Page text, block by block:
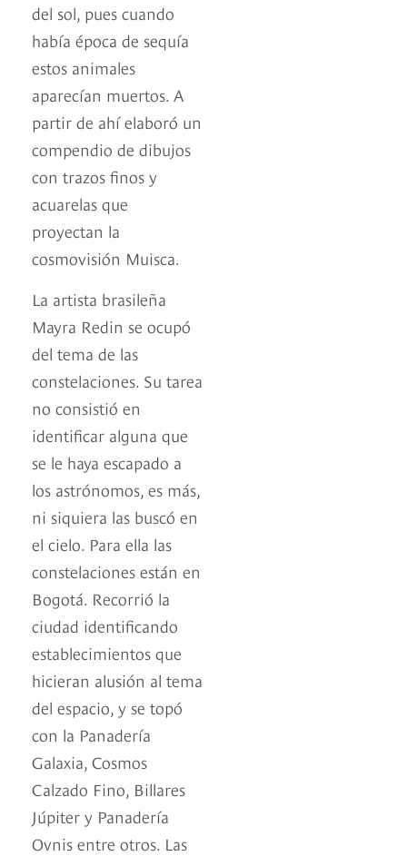
del sol, pues cuando
había época de sequía
estos animales
aparecían muertos. A
partir de ahí elaboró un
compendio de dibujos
con trazos finos y
acuarelas que
proyectan la
cosmovisión Muisca.
La artista brasileña
Mayra Redin se ocupó
del tema de las
constelaciones. Su tarea
no consistió en
identificar alguna que
se le haya escapado a
los astrónomos, es más,
ni siquiera las buscó en
el cielo. Para ella las
constelaciones están en
Bogotá. Recorrió la
ciudad identificando
establecimientos que
hicieran alusión al tema
del espacio, y se topó
con la Panadería
Galaxia, Cosmos
Calzado Fino, Billares
Júpiter y Panadería
Ovnis entre otros. Las